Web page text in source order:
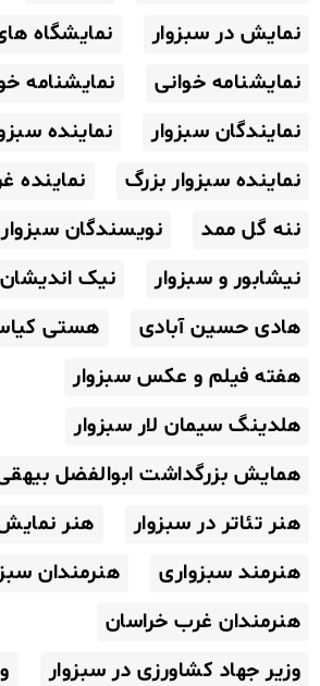
نمایش در سبزوار
نمایشگاه
نمایشنامه خوانی
نمایشنامه
نمایندگان سبزوار
نماینده
نماینده سبزوار بزرگ
نماینده
ننه گل ممد
نویسندگان سبزوار
نیشابور و سبزوار
نیک
هادی حسین آبادی
هستی
هفته فیلم و عکس سبزوار
هلدینگ سیمان لار سبزوار
همایش بزرگداشت ابوالفضل
هنر تئاتر در سبزوار
هنر
هنرمند سبزواری
هنرمندان
هنرمندان غرب خراسان
وزیر جهاد کشاورزی در سبزوار